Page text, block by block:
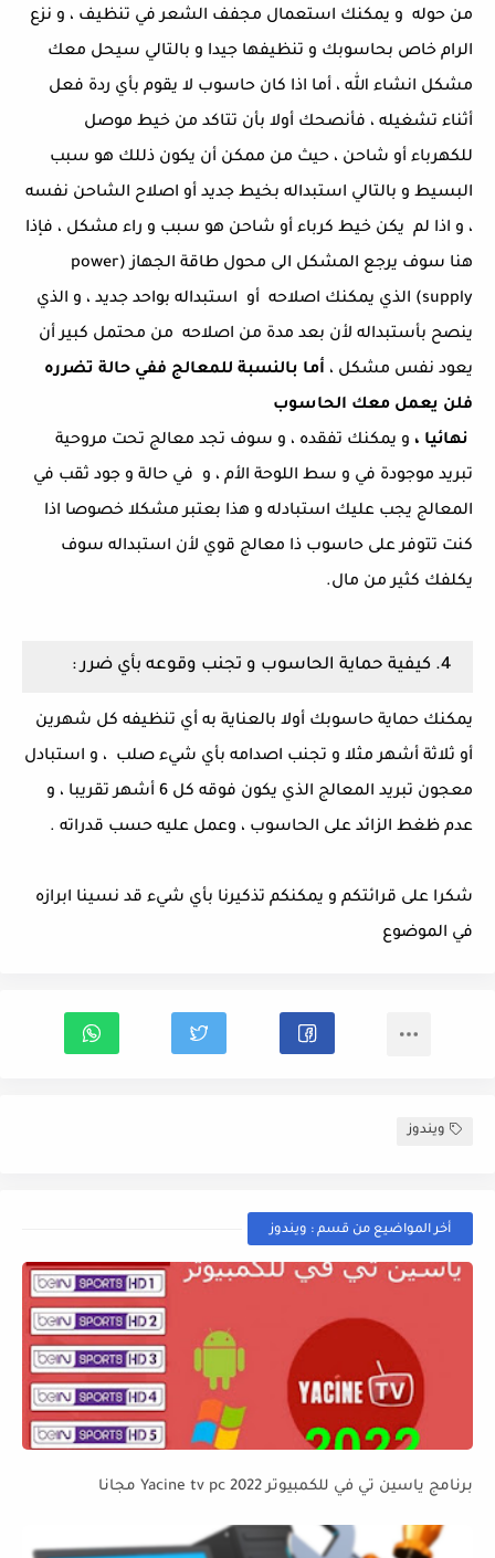
من حوله و يمكنك استعمال مجفف الشعر في تنظيف ، و نزع
الرام خاص بحاسوبك و تنظيفها جيدا و بالتالي سيحل معك
مشكل انشاء الله ، أما اذا كان حاسوب لا يقوم بأي ردة فعل
أثناء تشغيله ، فأنصحك أولا بأن تتاكد من خيط موصل
للكهرباء أو شاحن ، حيث من ممكن أن يكون ذللك هو سبب
البسيط و بالتالي استبداله بخيط جديد أو اصلاح الشاحن نفسه
، و اذا لم يكن خيط كرباء أو شاحن هو سبب و راء مشكل ، فإذا
هنا سوف يرجع المشكل الى محول طاقة الجهاز (power
supply) الذي يمكنك اصلاحه أو استبداله بواحد جديد ، و الذي
ينصح بأستبداله لأن بعد مدة من اصلاحه من محتمل كبير أن
يعود نفس مشكل ، أما بالنسبة للمعالج ففي حالة تضرره
فلن يعمل معك الحاسوب
نهائيا ، و يمكنك تفقده ، و سوف تجد معالج تحت مروحية
تبريد موجودة في و سط اللوحة الأم ، و في حالة و جود ثقب في
المعالج يجب عليك استبادله و هذا بعتبر مشكلا خصوصا اذا
كنت تتوفر على حاسوب ذا معالج قوي لأن استبداله سوف
يكلفك كثير من مال.
4. كيفية حماية الحاسوب و تجنب وقوعه بأي ضرر :
يمكنك حماية حاسوبك أولا بالعناية به أي تنظيفه كل شهرين
أو ثلاثة أشهر مثلا و تجنب اصدامه بأي شيء صلب ، و استبادل
معجون تبريد المعالج الذي يكون فوقه كل 6 أشهر تقريبا ، و
عدم ظغط الزائد على الحاسوب ، وعمل عليه حسب قدراته .
شكرا على قرائتكم و يمكنكم تذكيرنا بأي شيء قد نسينا ابرازه
في الموضوع
ويندوز
أخر المواضيع من قسم : ويندوز
برنامج ياسين تي في للكمبيوتر Yacine tv pc 2022 مجانا